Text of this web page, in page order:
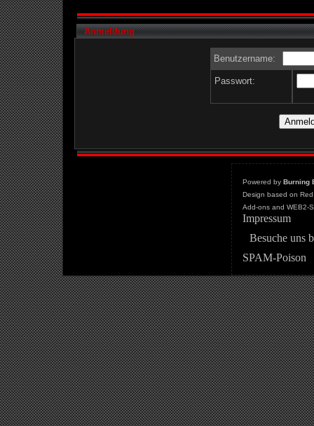
Anmeldung
Benutzername:
Passwort:
Powered by Burning
Design based on
Add-ons and WEB2-
Impressum
Besuche uns
SPAM-Poison